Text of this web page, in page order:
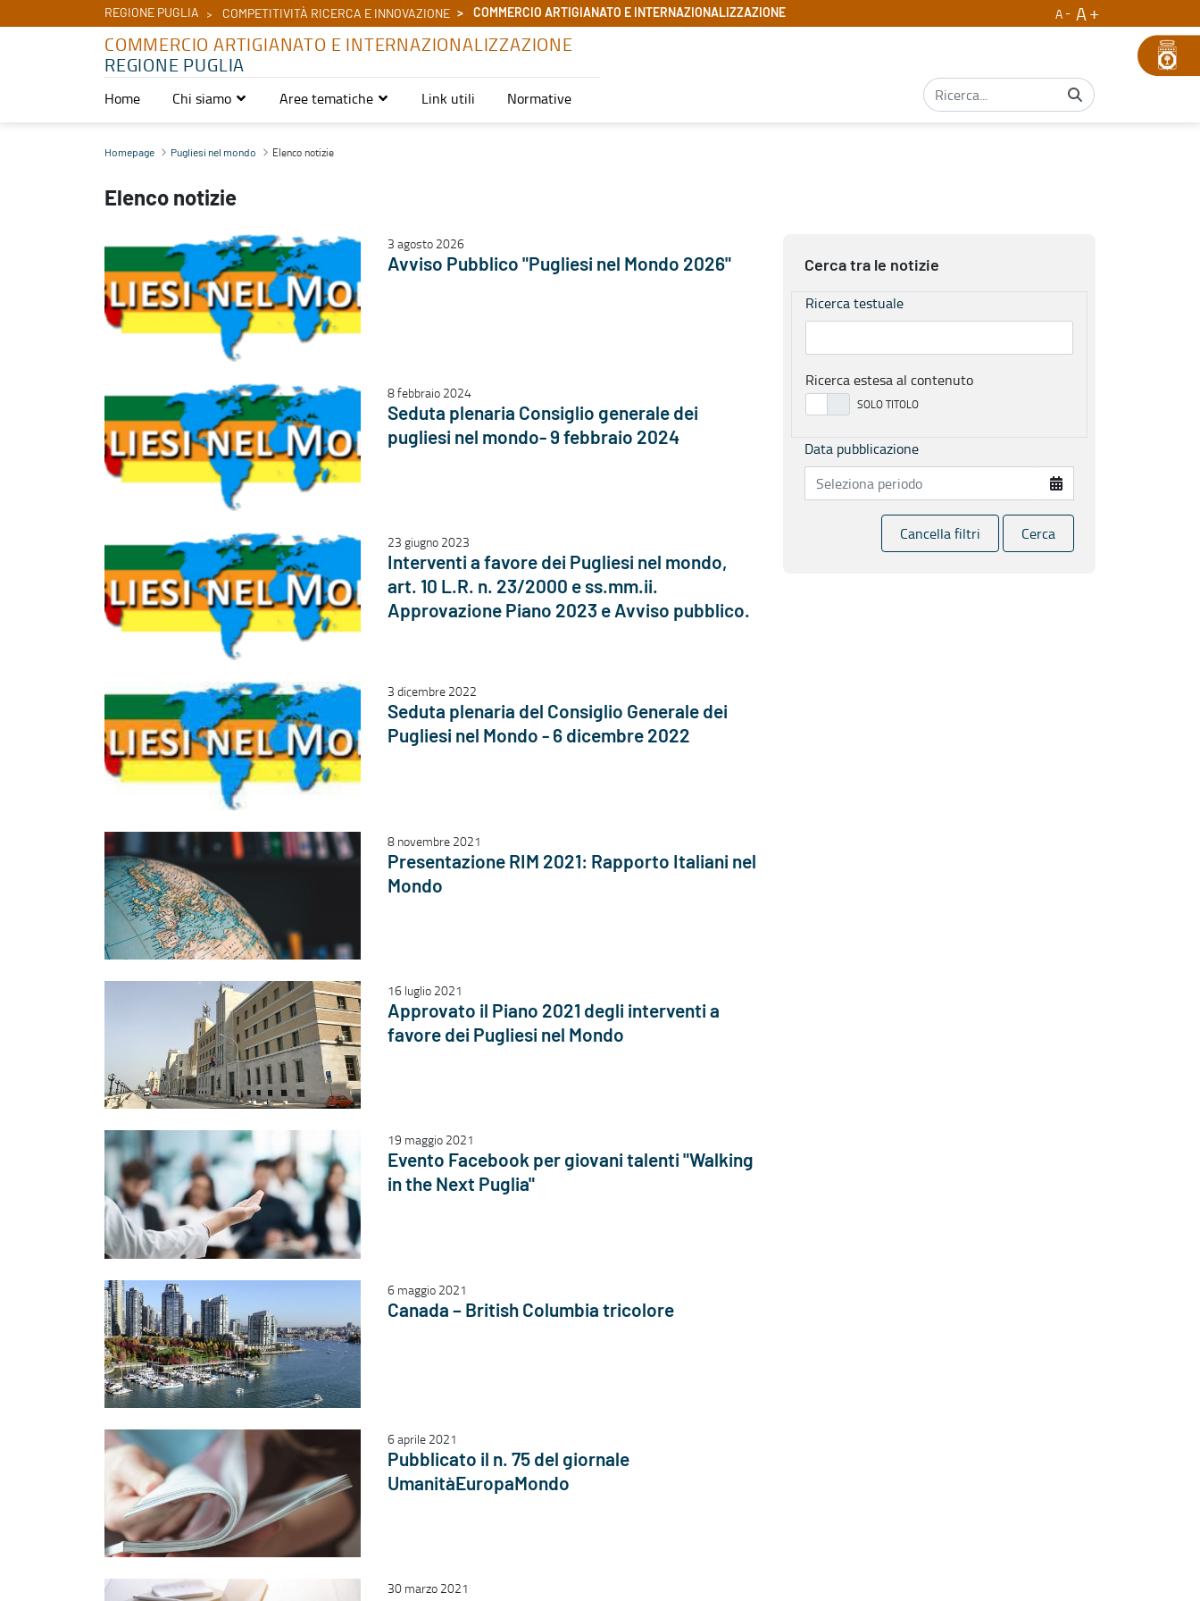
REGIONE PUGLIA COMPETITIVITÀ RICERCA E INNOVAZIONE COMMERCIO ARTIGIANATO E INTERNAZIONALIZZAZIONE A
A
COMMERCIO ARTIGIANATO E INTERNAZIONALIZZAZIONE
REGIONE PUGLIA
Home Chi siamo Aree tematiche Link utili Normative
Elenco notizie - Commercio Artigianato e Internazionalizzazione
Homepage Pugliesi nel mondo Elenco notizie
Elenco notizie
3 agosto 2026
Avviso Pubblico "Pugliesi nel Mondo 2026"
8 febbraio 2024
Seduta plenaria Consiglio generale dei
pugliesi nel mondo- 9 febbraio 2024
23 giugno 2023
Interventi a favore dei Pugliesi nel mondo,
art. 10 L.R. n. 23/2000 e ss.mm.ii.
Approvazione Piano 2023 e Avviso pubblico.
3 dicembre 2022
Seduta plenaria del Consiglio Generale dei
Pugliesi nel Mondo - 6 dicembre 2022
8 novembre 2021
Presentazione RIM 2021: Rapporto Italiani nel
Mondo
16 luglio 2021
Approvato il Piano 2021 degli interventi a
favore dei Pugliesi nel Mondo
19 maggio 2021
Evento Facebook per giovani talenti "Walking
in the Next Puglia"
6 maggio 2021
Canada – British Columbia tricolore
6 aprile 2021
Pubblicato il n. 75 del giornale
UmanitàEuropaMondo
30 marzo 2021
Cerca tra le notizie
Ricerca testuale
Ricerca estesa al contenuto
Data pubblicazione
Cancella filtri Cerca